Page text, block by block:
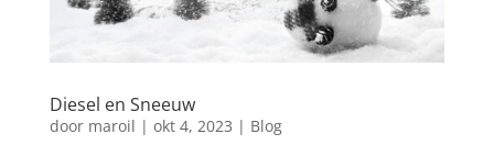
Diesel en Sneeuw
door maroil | okt 4, 2023 | Blog